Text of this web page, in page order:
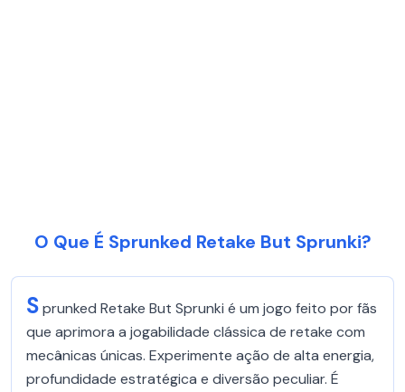
O Que É Sprunked Retake But Sprunki?
Sprunked Retake But Sprunki é um jogo feito por fãs
que aprimora a jogabilidade clássica de retake com
mecânicas únicas. Experimente ação de alta energia,
profundidade estratégica e diversão peculiar. É